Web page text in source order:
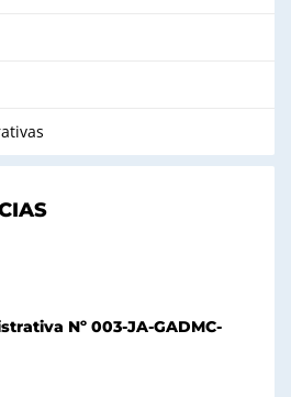
Nº 003-JA-GADMC-